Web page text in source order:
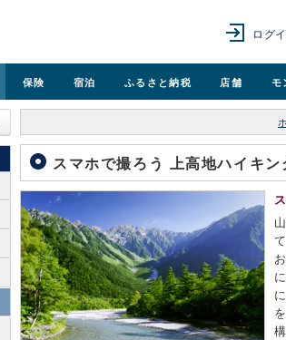
ログ
保険 宿泊 ふるさと納税 店舗 モ
スマホで撮ろう 上高地ハイキ